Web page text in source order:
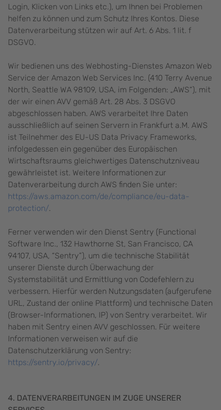
Login, Klicken von Links etc.), um Ihnen bei Problemen
helfen zu können und zum Schutz Ihres Kontos. Diese
Datenverarbeitung stützen wir auf Art. 6 Abs. 1 lit. f
DSGVO.
Wir bedienen uns des Webhosting-Dienstes Amazon Web
Service der Amazon Web Services Inc. (410 Terry Avenue
North, Seattle WA 98109, USA, im Folgenden: „AWS“), mit
der wir einen AVV gemäß Art. 28 Abs. 3 DSGVO
abgeschlossen haben. AWS verarbeitet Ihre Daten
ausschließlich auf seinen Servern in Frankfurt a.M. AWS
ist Teilnehmer des EU-US Data Privacy Frameworks,
infolgedessen ein gegenüber des Europäischen
Wirtschaftsraums gleichwertiges Datenschutzniveau
gewährleistet ist. Weitere Informationen zur
Datenverarbeitung durch AWS finden Sie unter:
https://aws.amazon.com/de/compliance/eu-data-
protection/.
Ferner verwenden wir den Dienst Sentry (Functional
Software Inc., 132 Hawthorne St, San Francisco, CA
94107, USA, “Sentry”), um die technische Stabilität
unserer Dienste durch Überwachung der
Systemstabilität und Ermittlung von Codefehlern zu
verbessern. Hierfür werden Nutzungsdaten (aufgerufene
URL, Zustand der online Plattform) und technische Daten
(Browser-Informationen, IP) von Sentry verarbeitet. Wir
haben mit Sentry einen AVV geschlossen. Für weitere
Informationen verweisen wir auf die
Datenschutzerklärung von Sentry:
https://sentry.io/privacy/.
4. DATENVERARBEITUNGEN IM ZUGE UNSERER